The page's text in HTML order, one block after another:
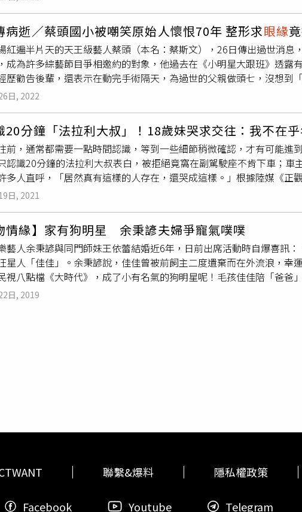
都非常難過。」愛貓的黃偉晉到哪看到貓都忍不住會逗弄一番。（圖
覺得還是非常喜歡有貓的陪伴，決定領養，「我和姊姊在網路上搜尋領
隻不要分開，我們就一次認養了兩隻。」和許多人一樣，眼緣比什麼
小時候的照片，一邊說：「牠們來我們家時大概一個多月大，超級可
，說『啊你們現在怎麼長這麼醜』，威！開玩笑的！」不過一次養兩
啦，到時候還不都是他們在顧，結果貓咪一帶回家，他們馬上就融化
怕爸媽有點無聊，兩隻貓就像是他們的孫子。兩隻貓個性不同，但都
提供）「玳瑁叫Q比，菜市場名啦，虎斑叫虎虎，也是沒什麼新意，Q
我摸，但有時我很晚回家，牠還是會來迎接我，我就想說天啊！你平常
人的虎虎最會撒嬌，一天到晚哀哀叫討摸，奶貓時期更是把黃偉晉的
麟尾，模樣超萌，「虎虎常常趴在那邊，要我媽幫牠馬殺雞，超愛塞
一蹲下來想摸牠，牠就給我跑走了。」兩隻貓在黃家可說是被家人惜
爐，並且使用自動貓砂機，黃偉晉笑說：「我就是金主的概念，負責
然了，家裡的沙發早就被抓爛，換了一批新沙發，調皮搗蛋的姊弟倆
的貓，不過黃偉晉玩歸玩，還是很想念自己的貓。（圖／莊立人攝）
道不能弄，但還是會上去，看到我們從房間走出來，牠們才馬上跳下來
來弄我的水晶。」兩隻貓平時睡在黃媽媽房間，但會趁黃偉晉不在家時
的床，因為他們從來不會跟我一起睡，都在我媽房間睡，畢竟我爸媽
偷睡我的床，我一回家就馬上衝出來，我媽都會傳照片給我看。」不
敏，現在皮膚會紅，每次出門工作時，都要告訴自己「不要玩貓、不
都晚上回來吸貓，之前疫情隔離，我超想跟牠們接觸的，超想牠們
病逝／蔡頭國小被嘲笑原始人懷恨70年 整形求眼緣
紅遍半片天的天王級藝人蔡頭（本名：蔡斯文），26日傳出過世消息
成為許多綜藝節目爭相邀約的對象，他過去在《小明星大跟班》透露
歷勸告後輩，還表示在動完手術隔天，為過世的父親做頭七，沒想到
光。蔡頭在節目中透露，小時候上歷史課時，老師教到原始人的內容
著叫了蔡頭，原本他心裡還暗自開心，沒想班上同學觀察了他的左右
年」。蔡頭小時候因為老師一句話，怨恨了對方70年。踏入演藝圈後
是要讓觀眾有眼緣，說服他去變臉，原先蔡頭以「身體髮膚受之父母
他最後聽從朋友意見去整形。沒想到當蔡頭動完手術後碰上父親的頭
時，父親的神主牌竟「碰」的一聲倒下，蔡頭連忙告知，「爸爸是我
的蔡頭，事業並沒有一帆風順，反而一個一個收掉開始走下坡，讓他
日, 2022
20分鐘「法拉利大叔」！18歲妹哭求交往：我不在
前，通常都需要一點時間認識，等到一些細節稍微確認，才有可能進
認識20分鐘的法拉利大叔表白，被拒絕竟窩在副駕駛座不肯下車；車
多人直呼，「居然真有這樣的人存在，還哭成這樣。」根據陸媒《正
說我們哪裡合適，我比妳大那麼多。」穿著白色短袖的年輕女子拿衛
你不要跟我講明天再說、明天好好跟你講，不要跟我講我們認識的時
我不要！我就喜歡大叔，我不在乎年齡。」接著年輕女子不停撒嬌，希
希望年輕女子下車，但拗不過，只好載她回家。影片一出引起熱議，
主格外合女孩子的眼緣吧，是車主的法拉利」、「好險有拍下來，不
都這麼獨特嗎」。
日, 2021
情緣】家有狗明星 余秉諺夫婦爭寵氣噗噗
藝人余秉諺與同門師妹王依蕾結婚近6年，日前出席活動時自爆喜訊
星人「佳佳」。余秉諺說，佳佳曾被前飼主二度遺棄而在外流浪，幸
視八點檔《大時代》，成了小有名氣的狗明星呢！毛孩佳佳陪「爸爸
視提供）當初為了尋找有「
」的毛小孩，余秉諺和老婆在網路
鍾情」。不過，想要領養佳佳的飼主不只他們，2人得先到中途之家和
來硬擠到兩人中間，「牠的臉上還會帶著一副『見不得你們好』的模
滿滿的愛與寵溺，佳佳也相當黏余秉諺夫婦。余秉諺認為毛小孩雖難以
圖／余秉諺提供）先前為了直播節目《王依蕾Joanna》，余秉諺夫妻倆
的第一件事，當然就是衝去接佳佳回家，返家路上不停地和牠說話安撫
日, 2019
聯繫&爆料 隱私權政策
Facebook Youtube Telegram